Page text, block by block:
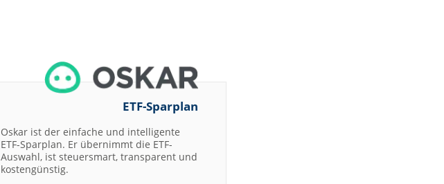
ETF-Sparplan
Oskar ist der einfache und intelligente
ETF-Sparplan. Er übernimmt die ETF-
Auswahl, ist steuersmart, transparent und
kostengünstig.